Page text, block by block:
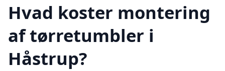
Hvad koster montering
af tørretumbler i
Håstrup?